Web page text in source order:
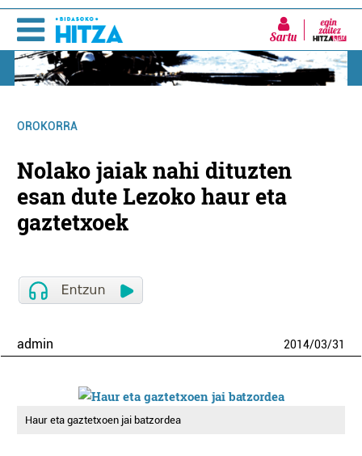
Sartu
OROKORRA
Nolako jaiak nahi dituzten
esan dute Lezoko haur eta
gaztetxoek
admin 2014/03/31
Haur eta gaztetxoen jai batzordea